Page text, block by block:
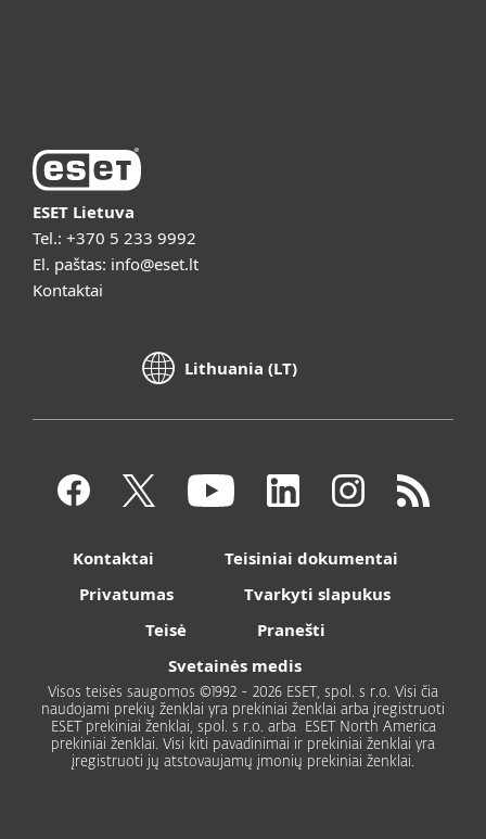
ESET Lietuva
Tel.: +370 5 233 9992
El. paštas: info@eset.lt
Kontaktai
Lithuania (LT)
Kontaktai
Teisiniai dokumentai
Privatumas
Tvarkyti slapukus
Teisė
Pranešti
Svetainės medis
Visos teisės saugomos ©1992 - 2026 ESET, spol. s r.o. Visi čia
naudojami prekių ženklai yra prekiniai ženklai arba įregistruoti
ESET prekiniai ženklai, spol. s r.o. arba ESET North America
prekiniai ženklai. Visi kiti pavadinimai ir prekiniai ženklai yra
įregistruoti jų atstovaujamų įmonių prekiniai ženklai.